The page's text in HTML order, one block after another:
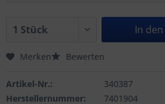
In den
Merken Bewerten
Artikel-Nr.:
340387
Herstellernummer:
7401904